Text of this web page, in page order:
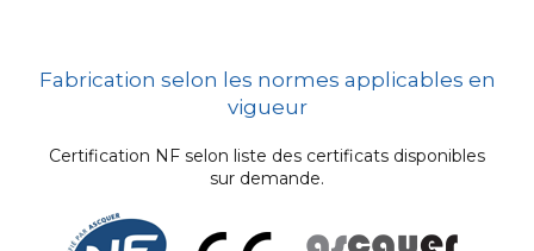
Fabrication selon les normes applicables en
vigueur
Certification NF selon liste des certificats disponibles
sur demande.